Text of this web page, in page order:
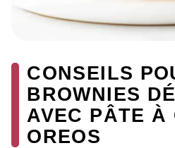
CONSEILS
BROWNIES
AVEC PÂTE À
OREOS